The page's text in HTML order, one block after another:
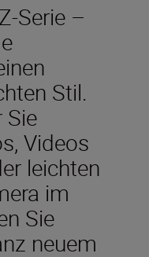
Serie –
Stil.
Sie
Videos
leichten
im
Sie
neuem